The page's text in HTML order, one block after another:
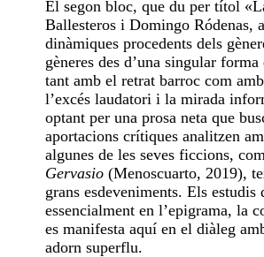
El segon bloc, que du per títol
Ballesteros i Domingo Ródenas,
dinàmiques procedents dels
gèneres des d’una singular
tant amb el retrat barroc com
l’excés laudatori i la mirada
optant per una prosa neta que
aportacions crítiques analitzen
algunes de les seves ficcions,
Gervasio (Menoscuarto, 2019),
grans esdeveniments. Els
essencialment en l’epigrama, la
es manifesta aquí en el diàleg
adorn superflu.